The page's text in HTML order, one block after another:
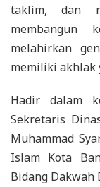
taklim, dan
membangun
melahirkan
memiliki akhlak
Hadir dalam
Sekretaris
Muhammad
Islam Kota
Bidang